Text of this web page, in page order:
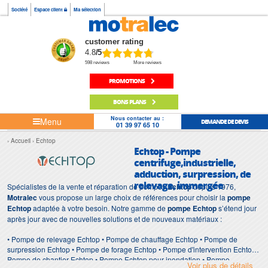
Société Espace client Ma sélection
customer rating
4.8/5
598 reviews More reviews
PROMOTIONS
BONS PLANS
Menu Nous contacter au :
01 39 97 65 10 DEMANDE DE DEVIS
Accueil Echtop
Echtop - Pompe
centrifuge,industrielle,
adduction, surpression, de
relevage, immergée
Spécialistes de la vente et réparation de pompesEchtopdepuis 1976,
Motralecvous propose un large choix de références pour choisir la pompe
Echtopadaptée à votre besoin. Notre gamme depompe Echtops’étend jour
après jour avec de nouvelles solutions et de nouveaux matériaux :
• Pompe de relevage Echtop • Pompe de chauffage Echtop • Pompe de
surpression Echtop • Pompe de forage Echtop • Pompe d'intervention Echtop •
Pompe de chantier Echtop • Pompe Echtop pour inondation • Pompe
Voir plus de détails